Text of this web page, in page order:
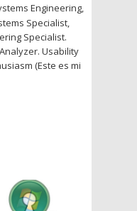
Engineering,
Specialist,
Specialist.
Usability
(Este es mi